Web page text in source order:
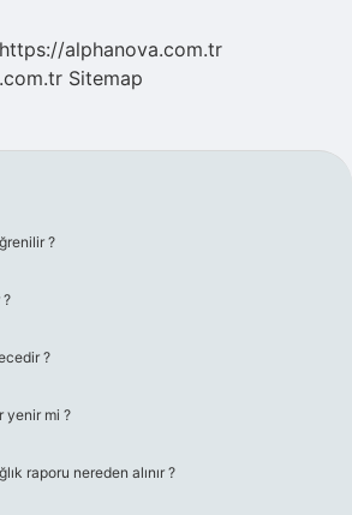
https://alphanova.com.tr
Sitemap
?
?
yenir mi ?
raporu nereden alınır ?